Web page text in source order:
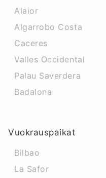
Alaior
Algarrobo Costa
Caceres‎
Valles Occidental
Palau Saverdera
Badalona
Vuokrauspaikat
Bilbao
La Safor